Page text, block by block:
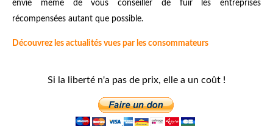
envie même de vous conseiller de fuir les entreprises
récompensées autant que possible.
Découvrez les actualités vues par les consommateurs
Si la liberté n'a pas de prix, elle a un coût !